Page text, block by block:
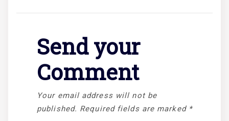
Send your
Comment
Your email address will not be
published. Required fields are marked *